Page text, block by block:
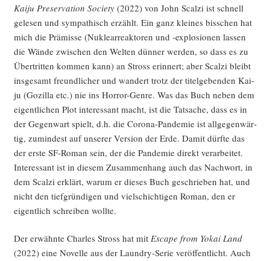
Kai­ju Pre­ser­va­ti­on Socie­ty(2022) von John Scal­zi ist schnell
gele­sen und sym­pa­thisch erzählt. Ein ganz klei­nes biss­chen hat
mich die Prä­mis­se (Nukle­ar­re­ak­to­ren und ‑explo­sio­nen las­sen
die Wän­de zwi­schen den Wel­ten dün­ner wer­den, so dass es zu
Über­trit­ten kom­men kann) an Stross erin­nert; aber Scal­zi bleibt
ins­ge­samt freund­li­cher und wan­dert trotz der titel­ge­ben­den Kai­
ju (Gozil­la etc.) nie ins Hor­ror-Gen­re. Was das Buch neben dem
eigent­li­chen Plot inter­es­sant macht, ist die Tat­sa­che, dass es in
der Gegen­wart spielt, d.h. die Coro­na-Pan­de­mie ist all­ge­gen­wär­
tig, zumin­dest auf unse­rer Ver­si­on der Erde. Damit dürf­te das
der ers­te SF-Roman sein, der die Pan­de­mie direkt ver­ar­bei­tet.
Inter­es­sant ist in die­sem Zusam­men­hang auch das Nach­wort, in
dem Scal­zi erklärt, war­um er die­ses Buch geschrie­ben hat, und
nicht den tief­grün­di­gen und viel­schich­ti­gen Roman, den er
eigent­lich schrei­ben wollte.
Der erwähn­te Charles Stross hat mit Escape from Yokai Land
(2022) eine Novel­le aus der Laun­dry-Serie ver­öf­fent­licht. Auch